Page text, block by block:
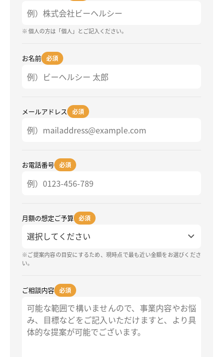
※ 個人の方は「個人」とご記入ください。
お名前 必須
メールアドレス 必須
お電話番号 必須
月額の想定ご予算 必須
※ご提案内容の目安にするため、現時点で最も近い金額をお選びくださ
い。
ご相談内容 必須